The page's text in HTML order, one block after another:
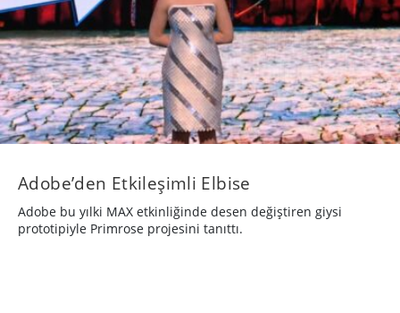
Adobe’den Etkileşimli Elbise
Adobe bu yılki MAX etkinliğinde desen değiştiren giysi
prototipiyle Primrose projesini tanıttı.